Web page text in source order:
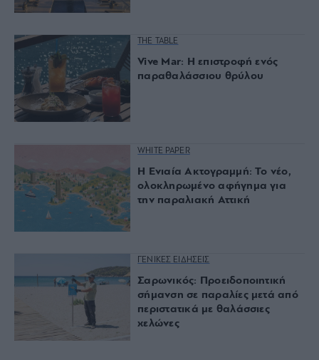
THE TABLE
Vive Mar: Η επιστροφή ενός
παραθαλάσσιου θρύλου
WHITE PAPER
Η Ενιαία Ακτογραμμή: Το νέο,
ολοκληρωμένο αφήγημα για
την παραλιακή Αττική
ΓΕΝΙΚΕΣ ΕΙΔΗΣΕΙΣ
Σαρωνικός: Προειδοποιητική
σήμανση σε παραλίες μετά από
περιστατικά με θαλάσσιες
χελώνες